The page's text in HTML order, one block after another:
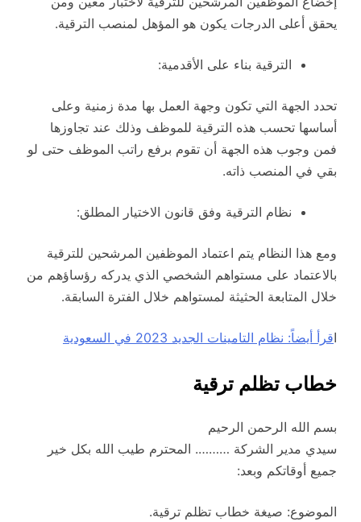
يحقق أعلى الدرجات يكون هو المؤهل لمنصب الترقية.
الترقية بناء على الأقدمية:
تحدد الجهة التي تكون وجهة العمل بها مدة زمنية وعلى
أساسها تحسب هذه الترقية للموظف وذلك عند تجاوزها
فمن وجوب هذه الجهة أن تقوم برفع راتب الموظف حتى لو
بقي في المنصب ذاته.
نظام الترقية وفق قانون الاختيار المطلق:
ومع هذا النظام يتم اعتماد الموظفين المرشحين للترقية
بالاعتماد على مستواهم الشخصي الذي يدركه رؤساؤهم من
خلال المتابعة الحثيثة لمستواهم خلال الفترة السابقة.
اقرأ أيضاً: نظام التامينات الجديد 2023 في السعودية
خطاب تظلم ترقية
بسم الله الرحمن الرحيم
سيدي مدير الشركة ………. المحترم طيب الله بكل خير
جميع أوقاتكم وبعد:
الموضوع: صيغة خطاب تظلم ترقية.